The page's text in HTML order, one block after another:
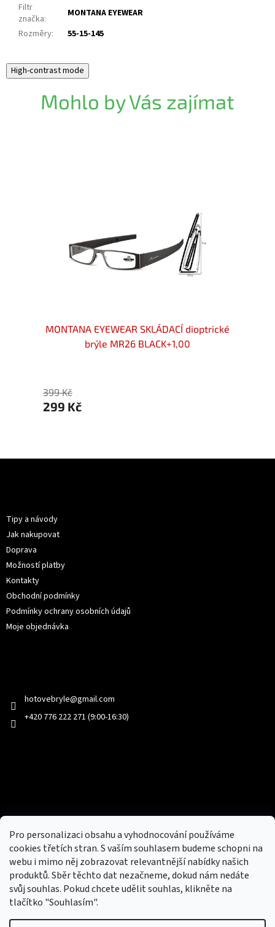
Pro personalizaci obsahu a vyhodnocování používáme
cookies třetích stran. S vaším souhlasem budeme schopni na
webu i mimo něj zobrazovat relevantnější nabídky našich
produktů. Sběr těchto dat nezačneme, dokud nám nedáte
svůj souhlas. Pokud chcete udělit souhlas, klikněte na
tlačítko "Souhlasím".
Filtr
značka:
MONTANA EYEWEAR
Rozměry: 55-15-145
High-contrast mode
Mohlo by Vás zajímat
MONTANA EYEWEAR SKLÁDACÍ dioptrické
brýle MR26 BLACK+1,00
399 Kč
299 Kč
Tipy a návody
Jak nakupovat
Doprava
Možností platby
Kontakty
Obchodní podmínky
Podmínky ochrany osobních údajů
Moje objednávka
hotovebryle@gmail.com
+420 776 222 271 (9:00-16:30)
Nový obchod s batohy, cestovními zavazadly, tašky a peněženky